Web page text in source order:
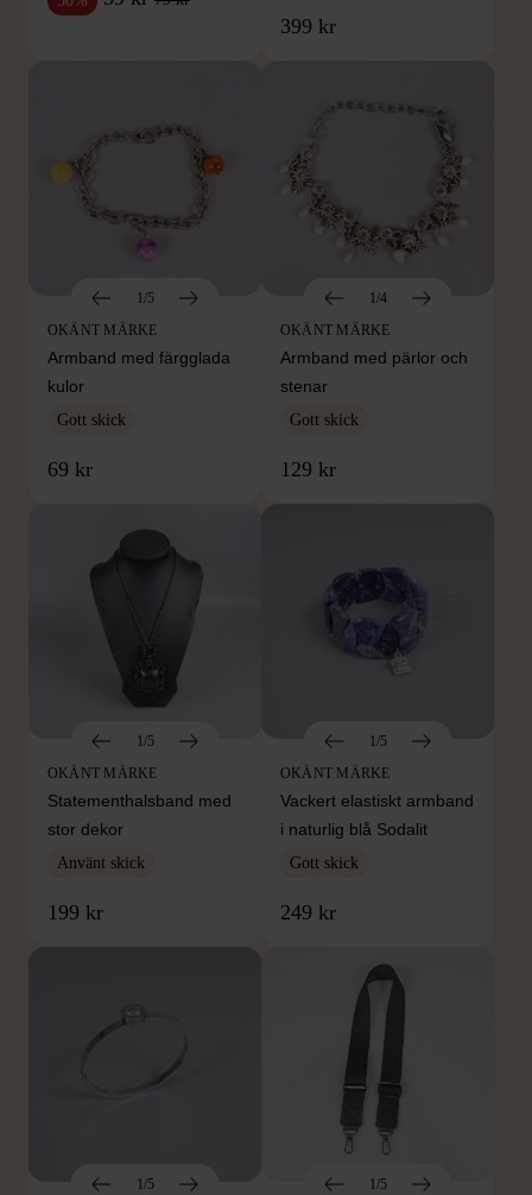
399 kr
1/5
OKÄNT MÄRKE
Armband med färgglada
kulor
Gott skick
69 kr
1/4
OKÄNT MÄRKE
Armband med pärlor och
stenar
Gott skick
129 kr
1/5
OKÄNT MÄRKE
Statementhalsband med
stor dekor
Använt skick
199 kr
1/5
OKÄNT MÄRKE
Vackert elastiskt armband
i naturlig blå Sodalit
Gott skick
249 kr
1/5
1/5